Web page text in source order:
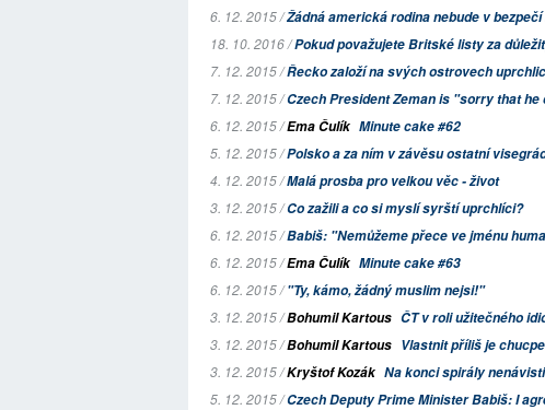
6. 12. 2015 /Žádná americká rodina nebude v
18. 10. 2016 /Pokud považujete Britské listy za
7. 12. 2015 /Řecko založí na svých ostrovech
7. 12. 2015 /Czech President Zeman is "sorry that
6. 12. 2015 /Ema Čulík Minute cake #62
5. 12. 2015 /Polsko a za ním v závěsu ostatní
4. 12. 2015 /Malá prosba pro velkou věc - život
3. 12. 2015 /Co zažili a co si myslí syrští uprchlíci?
6. 12. 2015 /Babiš: "Nemůžeme přece ve jménu
6. 12. 2015 /Ema Čulík Minute cake #63
6. 12. 2015 /"Ty, kámo, žádný muslim nejsi!"
3. 12. 2015 /Bohumil Kartous ČT v roli užitečného
3. 12. 2015 /Bohumil Kartous Vlastnit příliš je chucpe
3. 12. 2015 /Kryštof Kozák Na konci spirály
5. 12. 2015 /Czech Deputy Prime Minister Babiš: I